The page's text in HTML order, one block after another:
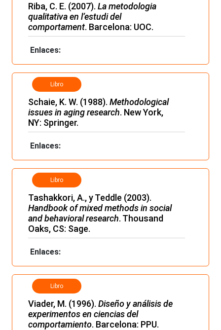
Riba, C. E. (2007). La metodologia
qualitativa en l’estudi del
comportament. Barcelona: UOC.
Enlaces:
Libro
Schaie, K. W. (1988). Methodological
issues in aging research. New York,
NY: Springer.
Enlaces:
Libro
Tashakkori, A., y Teddle (2003).
Handbook of mixed methods in social
and behavioral research. Thousand
Oaks, CS: Sage.
Enlaces:
Libro
Viader, M. (1996). Diseño y análisis de
experimentos en ciencias del
comportamiento. Barcelona: PPU.